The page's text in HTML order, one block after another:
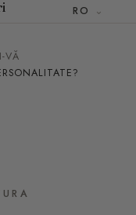
RO
VĂ